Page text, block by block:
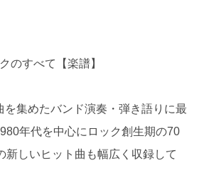
のすべて【楽譜】
を集めたバンド演奏・弾き語りに最
年代を中心にロック創生期の70
新しいヒット曲も幅広く収録して